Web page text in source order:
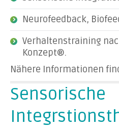
Neurofeedback,
Verhaltenstraining
Konzept®.
Nähere Informationen
Sensorische